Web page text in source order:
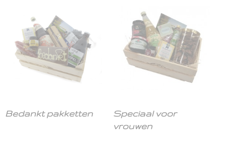
Bedankt pakketten
Speciaal voor
vrouwen